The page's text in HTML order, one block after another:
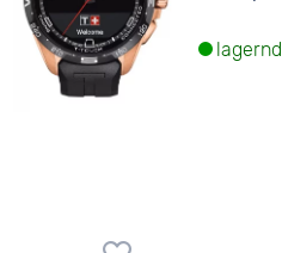
lagernd